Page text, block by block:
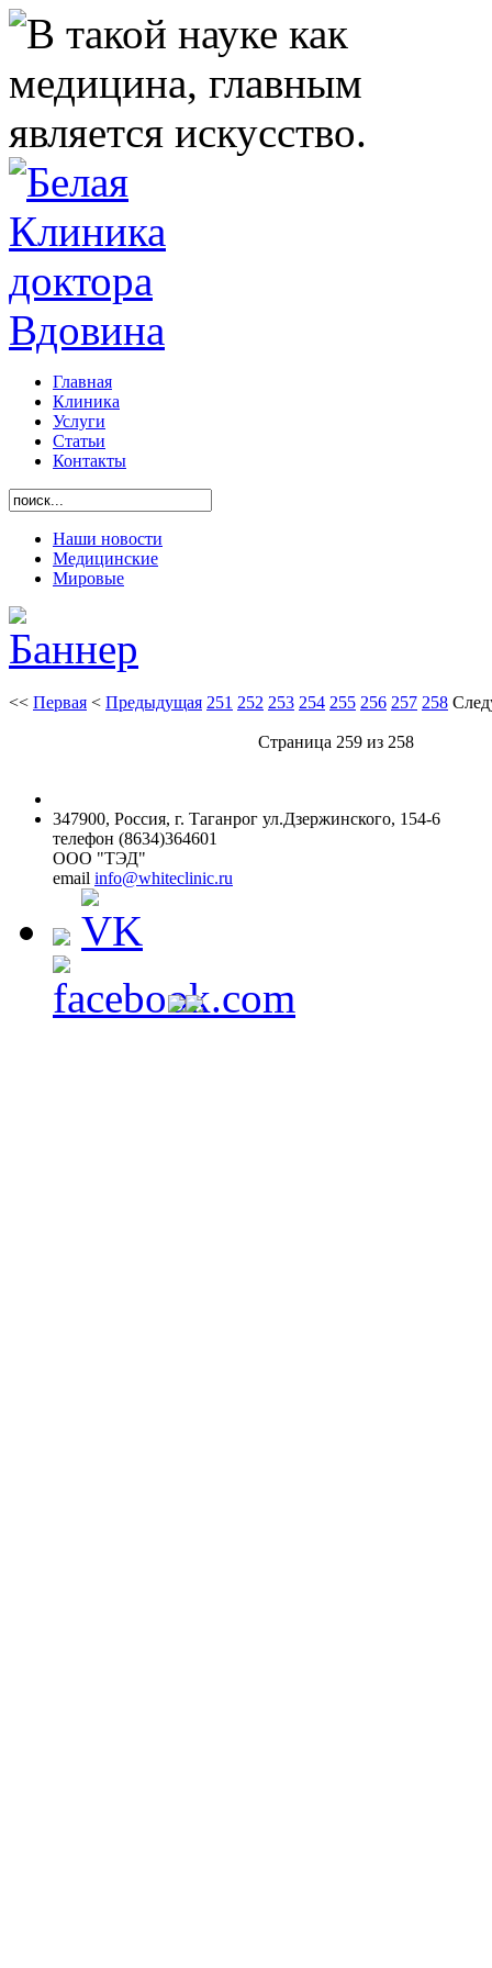
Главная
Клиника
Услуги
Статьи
Контакты
Наши новости
Медицинские
Мировые
<< Первая < Предыдущая 251 252 253 254 255 256 257 258
Страница 259 из 258
347900, Россия, г. Таганрог ул.Дзержинского, 154-6
телефон (8634)364601
ООО "ТЭД"
email info@whiteclinic.ru